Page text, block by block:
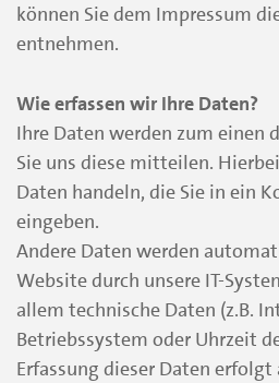
können Sie dem Impressum
entnehmen.
Wie erfassen wir Ihre Daten?
Ihre Daten werden zum einen
Sie uns diese mitteilen.
Daten handeln, die Sie in ein
eingeben.
Andere Daten werden
Website durch unsere IT-
allem technische Daten (z.B.
Betriebssystem oder Uhrzeit
Erfassung dieser Daten